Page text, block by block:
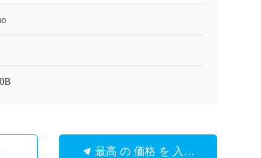
最高 の 価格 を 入手 する